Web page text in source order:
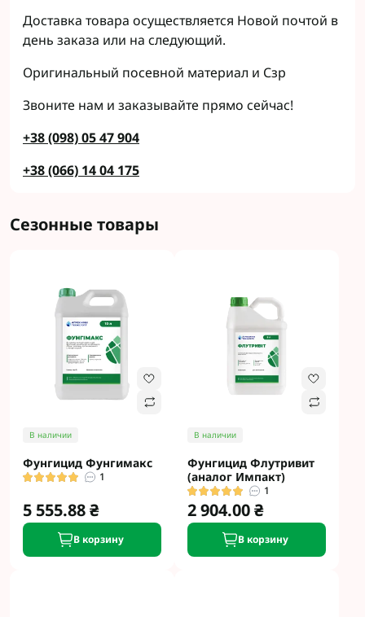
Доставка товара осуществляется Новой почтой в
день заказа или на следующий.
Оригинальный посевной материал и Сзр
Звоните нам и заказывайте прямо сейчас!
+38 (098) 05 47 904
+38 (066) 14 04 175
Сезонные товары
В наличии
Фунгицид Фунгимакс
1
5 555.88 ₴
В корзину
В наличии
Фунгицид Флутривит
(аналог Импакт)
1
2 904.00 ₴
В корзину